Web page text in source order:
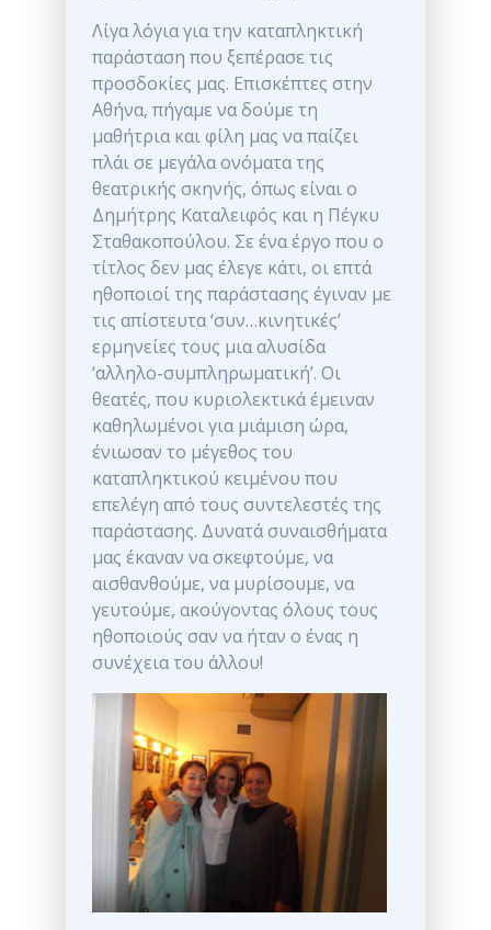
Λίγα λόγια για την καταπληκτική
παράσταση που ξεπέρασε τις
προσδοκίες μας. Επισκέπτες στην
Αθήνα, πήγαμε να δούμε τη
μαθήτρια και φίλη μας να παίζει
πλάι σε μεγάλα ονόματα της
θεατρικής σκηνής, όπως είναι ο
Δημήτρης Καταλειφός και η Πέγκυ
Σταθακοπούλου. Σε ένα έργο που ο
τίτλος δεν μας έλεγε κάτι, οι επτά
ηθοποιοί της παράστασης έγιναν με
τις απίστευτα ‘συν…κινητικές’
ερμηνείες τους μια αλυσίδα
‘αλληλο-συμπληρωματική’. Οι
θεατές, που κυριολεκτικά έμειναν
καθηλωμένοι για μιάμιση ώρα,
ένιωσαν το μέγεθος του
καταπληκτικού κειμένου που
επελέγη από τους συντελεστές της
παράστασης. Δυνατά συναισθήματα
μας έκαναν να σκεφτούμε, να
αισθανθούμε, να μυρίσουμε, να
γευτούμε, ακούγοντας όλους τους
ηθοποιούς σαν να ήταν ο ένας η
συνέχεια του άλλου!